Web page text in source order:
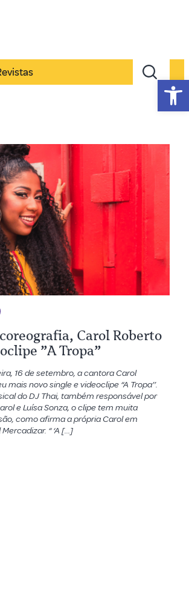
Carol Roberto
”A Tropa”
16 de setembro, a cantora Carol
mais novo single e videoclipe “A Tropa’’.
do DJ Thai, também responsável por
e Luísa Sonza, o clipe tem muita
como afirma a própria Carol em
“ ‘A […]